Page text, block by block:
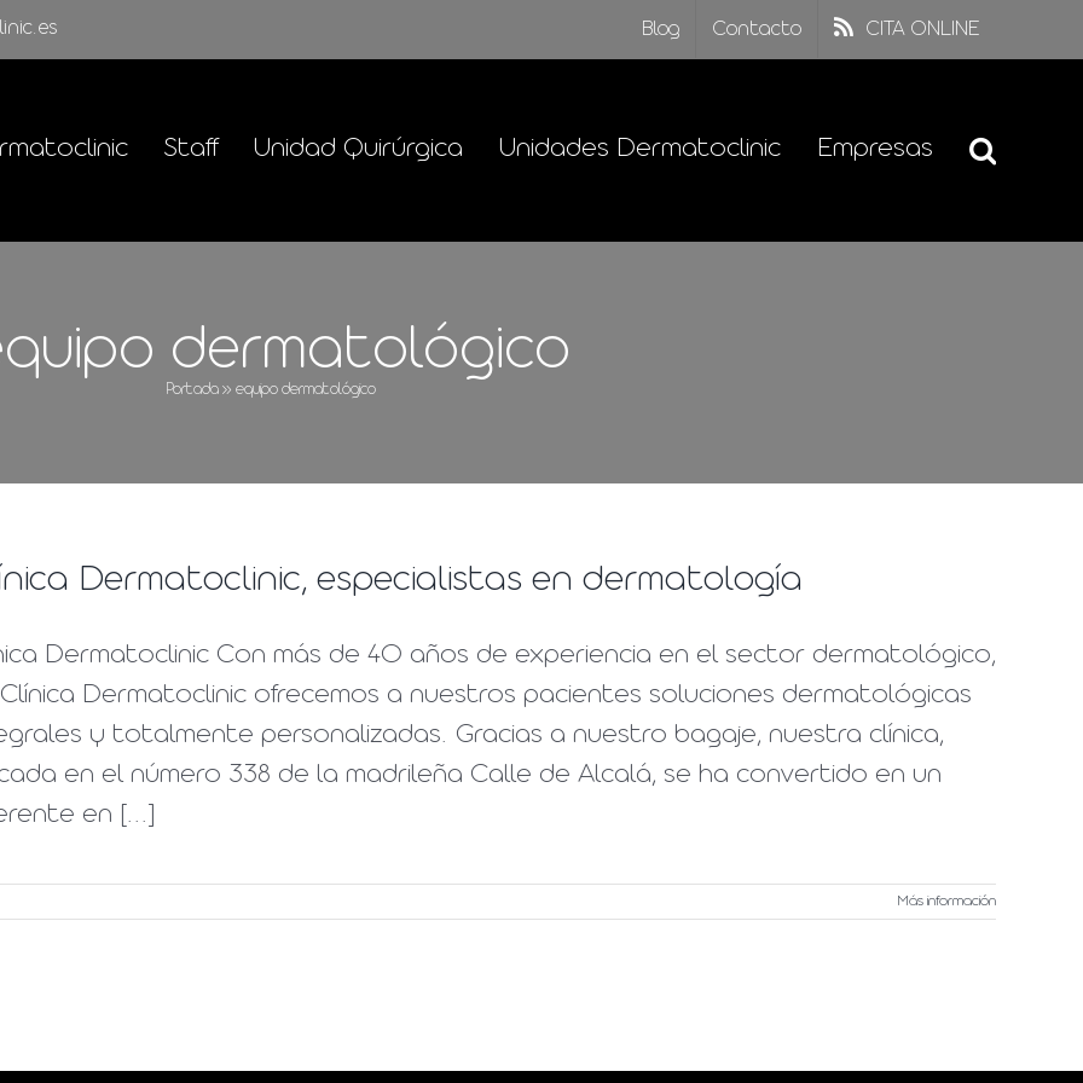
Blog Contacto CITA ONLINE
Staff Unidad Quirúrgica Unidades Dermatoclinic Empresas
dermatológico
Portada » equipo dermatológico
Dermatoclinic, especialistas en dermatología
Dermatoclinic Con más de 40 años de experiencia en el sector dermatológico,
Dermatoclinic ofrecemos a nuestros pacientes soluciones dermatológicas
y totalmente personalizadas. Gracias a nuestro bagaje, nuestra clínica,
en el número 338 de la madrileña Calle de Alcalá, se ha convertido en un
en [...]
Más información